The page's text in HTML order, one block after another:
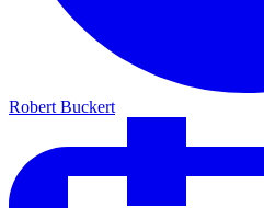
Robert Buckert